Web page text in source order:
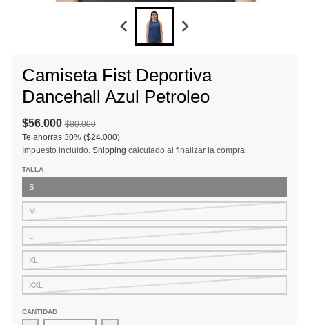
Camiseta Fist Deportiva
Dancehall Azul Petroleo
$56.000$80.000
Te ahorras 30% ($24.000)
Impuesto incluido. Shipping calculado al finalizar la compra.
TALLA
S
M
L
XL
XXL
CANTIDAD